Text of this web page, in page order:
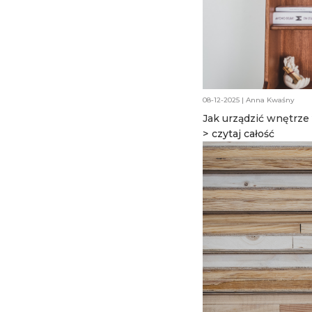
08-12-2025 | Anna Kwaśny
Jak urządzić
Praktyczny
czytaj całość